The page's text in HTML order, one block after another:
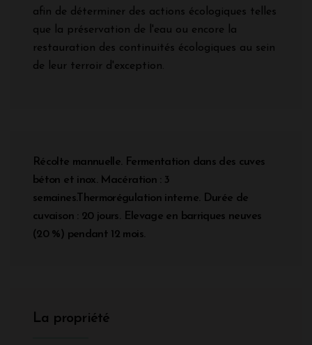
afin de déterminer des actions écologiques telles
que la préservation de l'eau ou encore la
restauration des continuités écologiques au sein
de leur terroir d'exception.
Récolte mannuelle. Fermentation dans des cuves
béton et inox. Macération : 3
semaines.Thermorégulation interne. Durée de
cuvaison : 20 jours. Elevage en barriques neuves
(20 %) pendant 12 mois.
La propriété